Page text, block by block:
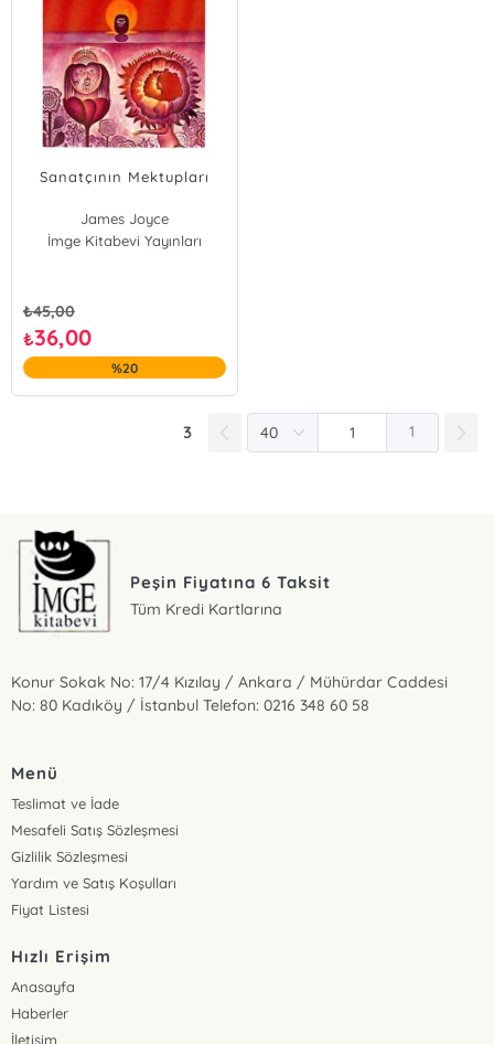
Sanatçının Mektupları
James Joyce
İmge Kitabevi Yayınları
₺45,00
₺36,00
%20
3 1
Peşin Fiyatına 6 Taksit
Tüm Kredi Kartlarına
Konur Sokak No: 17/4 Kızılay / Ankara / Mühürdar Caddesi
No: 80 Kadıköy / İstanbul Telefon: 0216 348 60 58
Menü
Teslimat ve İade
Mesafeli Satış Sözleşmesi
Gizlilik Sözleşmesi
Yardım ve Satış Koşulları
Fiyat Listesi
Hızlı Erişim
Anasayfa
Haberler
İletişim